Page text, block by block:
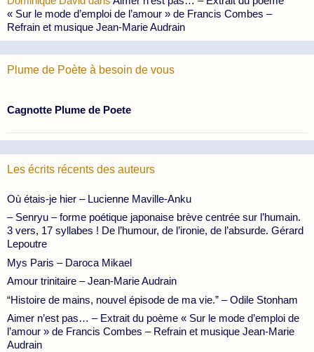
« Sur le mode d’emploi de l’amour » de Francis Combes –
Refrain et musique Jean-Marie Audrain
Plume de Poète à besoin de vous
Cagnotte Plume de Poete
Les écrits récents des auteurs
Où étais-je hier – Lucienne Maville-Anku
– Senryu – forme poétique japonaise brève centrée sur l’humain.
3 vers, 17 syllabes ! De l’humour, de l’ironie, de l’absurde. Gérard
Lepoutre
Mys Paris – Daroca Mikael
Amour trinitaire – Jean-Marie Audrain
“Histoire de mains, nouvel épisode de ma vie.” – Odile Stonham
Aimer n’est pas… – Extrait du poème « Sur le mode d’emploi de
l’amour » de Francis Combes – Refrain et musique Jean-Marie
Audrain